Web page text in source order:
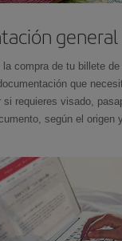
general
la compra de tu billete
que
si requieres visado,
según el origen